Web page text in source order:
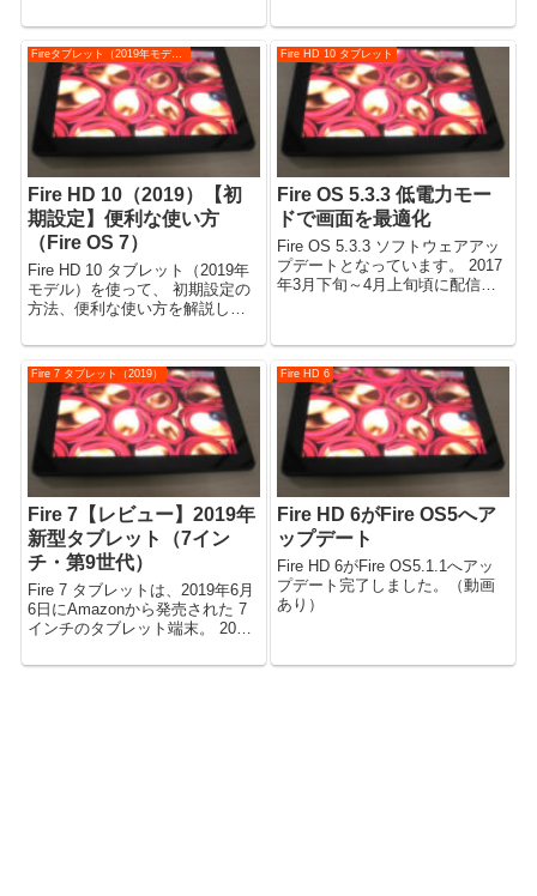
OS 7.3.1.7 で確認） 【目次】
【動画】「Fire HD 8
Plus（2020）【読...
事は2017年10月発売モデルの
Fireタブレット（2019年モデル）
Fire HD 10（2019）【初
期設定】便利な使い方
（Fire OS 7）
Fire HD 10 タブレット（2019年
モデル）を使って、 初期設定の
方法、便利な使い方を解説しま
7.3.1.1 で確認） Fire HD
10（2021）【初期設定】便利な
使い方（Fire OS 7...
Fire HD 10 タブレット
Fire OS 5.3.3 低電力モー
ドで画面を最適化
Fire OS 5.3.3 ソフトウェアアッ
プデートとなっています。 2017
年3月下旬～4月上旬頃に配信さ
の設定を最適化し、電力の消費
Fire 7 タブレット（2019）
Fire 7【レビュー】2019年
新型タブレット（7イン
チ・第9世代）
Fire 7 タブレットは、2019年6月
6日にAmazonから発売された 7
インチのタブレット端末。 2019
第9世代の端末。 端末の仕様や装
Fire HD 6
Fire HD 6がFire OS5へア
ップデート
Fire HD 6がFire OS5.1.1へアッ
プデート完了しました。（動画
あり）